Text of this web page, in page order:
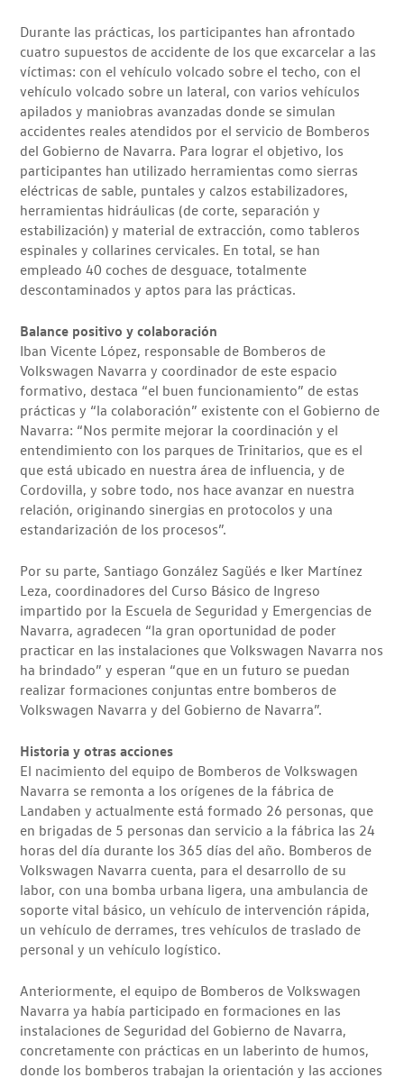
Durante las prácticas, los participantes han afrontado
cuatro supuestos de accidente de los que excarcelar a las
víctimas: con el vehículo volcado sobre el techo, con el
vehículo volcado sobre un lateral, con varios vehículos
apilados y maniobras avanzadas donde se simulan
accidentes reales atendidos por el servicio de Bomberos
del Gobierno de Navarra. Para lograr el objetivo, los
participantes han utilizado herramientas como sierras
eléctricas de sable, puntales y calzos estabilizadores,
herramientas hidráulicas (de corte, separación y
estabilización) y material de extracción, como tableros
espinales y collarines cervicales. En total, se han
empleado 40 coches de desguace, totalmente
descontaminados y aptos para las prácticas.
Balance positivo y colaboración
Iban Vicente López, responsable de Bomberos de
Volkswagen Navarra y coordinador de este espacio
formativo, destaca “el buen funcionamiento” de estas
prácticas y “la colaboración” existente con el Gobierno de
Navarra: “Nos permite mejorar la coordinación y el
entendimiento con los parques de Trinitarios, que es el
que está ubicado en nuestra área de influencia, y de
Cordovilla, y sobre todo, nos hace avanzar en nuestra
relación, originando sinergias en protocolos y una
estandarización de los procesos”.
Por su parte, Santiago González Sagüés e Iker Martínez
Leza, coordinadores del Curso Básico de Ingreso
impartido por la Escuela de Seguridad y Emergencias de
Navarra, agradecen “la gran oportunidad de poder
practicar en las instalaciones que Volkswagen Navarra nos
ha brindado” y esperan “que en un futuro se puedan
realizar formaciones conjuntas entre bomberos de
Volkswagen Navarra y del Gobierno de Navarra”.
Historia y otras acciones
El nacimiento del equipo de Bomberos de Volkswagen
Navarra se remonta a los orígenes de la fábrica de
Landaben y actualmente está formado 26 personas, que
en brigadas de 5 personas dan servicio a la fábrica las 24
horas del día durante los 365 días del año. Bomberos de
Volkswagen Navarra cuenta, para el desarrollo de su
labor, con una bomba urbana ligera, una ambulancia de
soporte vital básico, un vehículo de intervención rápida,
un vehículo de derrames, tres vehículos de traslado de
personal y un vehículo logístico.
Anteriormente, el equipo de Bomberos de Volkswagen
Navarra ya había participado en formaciones en las
instalaciones de Seguridad del Gobierno de Navarra,
concretamente con prácticas en un laberinto de humos,
donde los bomberos trabajan la orientación y las acciones